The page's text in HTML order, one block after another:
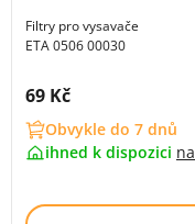
Filtry pro vysavače
ETA 0506 00030
Cena s DPH:
69 Kč
Obvykle do 7 dnů
ihned k dispozici na